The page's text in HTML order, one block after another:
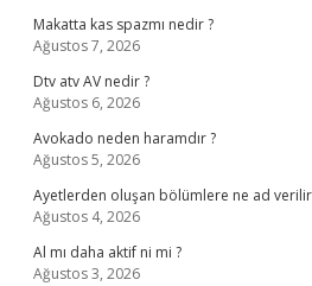
Makatta kas spazmı nedir ?
Ağustos 7, 2026
Dtv atv AV nedir ?
Ağustos 6, 2026
Avokado neden haramdır ?
Ağustos 5, 2026
Ayetlerden oluşan bölümlere ne ad verilir
Ağustos 4, 2026
Al mı daha aktif ni mi ?
Ağustos 3, 2026